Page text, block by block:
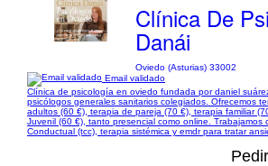
Clínica De
Danái
Oviedo (Asturias) 33002
Email validado
Clínica de psicología en oviedo fundada por daniel
psicólogos generales sanitarios colegiados. Ofrecemos
adultos (60 €), terapia de pareja (70 €), terapia familiar
Juvenil (60 €), tanto presencial como online. Trabajamos
Conductual (tcc), terapia sistémica y emdr para tratar